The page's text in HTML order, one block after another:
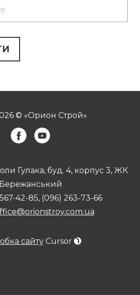
© «Орион Строй»
Гулака, буд. 4, корпус 3, ЖК
Бережанський
42-85, (096) 263-73-66
сайтуCursor